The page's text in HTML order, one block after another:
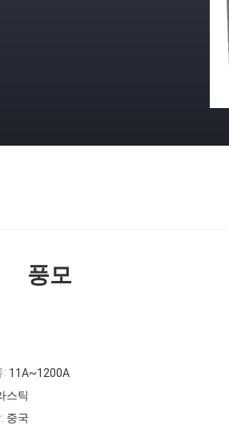
풍모
: 11A~1200A
스틱
중국